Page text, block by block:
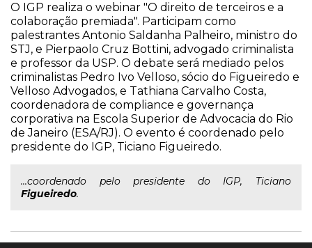
O IGP realiza o webinar "O direito de terceiros e a
colaboração premiada". Participam como
palestrantes Antonio Saldanha Palheiro, ministro do
STJ, e Pierpaolo Cruz Bottini, advogado criminalista
e professor da USP. O debate será mediado pelos
criminalistas Pedro Ivo Velloso, sócio do Figueiredo e
Velloso Advogados, e Tathiana Carvalho Costa,
coordenadora de compliance e governança
corporativa na Escola Superior de Advocacia do Rio
de Janeiro (ESA/RJ). O evento é coordenado pelo
presidente do IGP, Ticiano Figueiredo.
...coordenado pelo presidente do IGP, Ticiano
Figueiredo.